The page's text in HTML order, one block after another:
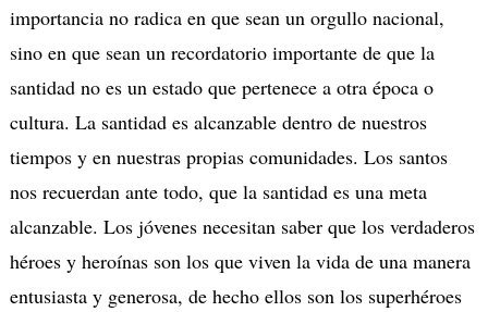
importancia no radica en que sean un orgullo nacional,
sino en que sean un recordatorio importante de que la
santidad no es un estado que pertenece a otra época o
cultura. La santidad es alcanzable dentro de nuestros
tiempos y en nuestras propias comunidades. Los santos
nos recuerdan ante todo, que la santidad es una meta
alcanzable. Los jóvenes necesitan saber que los verdaderos
héroes y heroínas son los que viven la vida de una manera
entusiasta y generosa, de hecho ellos son los superhéroes